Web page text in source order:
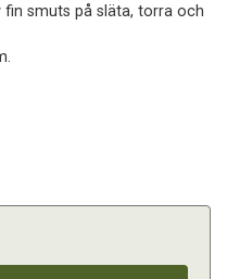
smuts på släta, torra och